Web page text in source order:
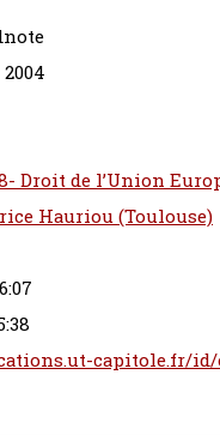
Droit de l’Union
Hauriou (Toulouse)
capitole.fr/